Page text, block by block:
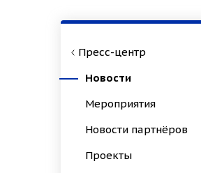
Пресс-центр
Новости
Мероприятия
Новости партнёров
Проекты